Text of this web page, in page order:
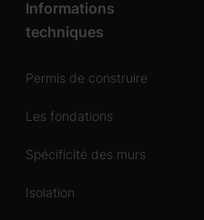
Informations
techniques
Permis de construire
Les fondations
Spécificité des murs
Isolation